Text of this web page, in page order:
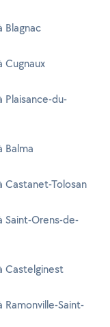
Blagnac
Cugnaux
Plaisance-du-
Balma
Castanet-Tolosan
Saint-Orens-de-
Castelginest
Saint-